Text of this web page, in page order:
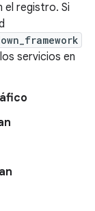
el registro. Si
servicios en